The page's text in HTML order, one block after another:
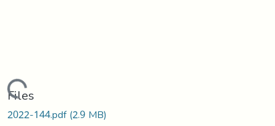
Loading...
Files
2022-144.pdf(2.9 MB)